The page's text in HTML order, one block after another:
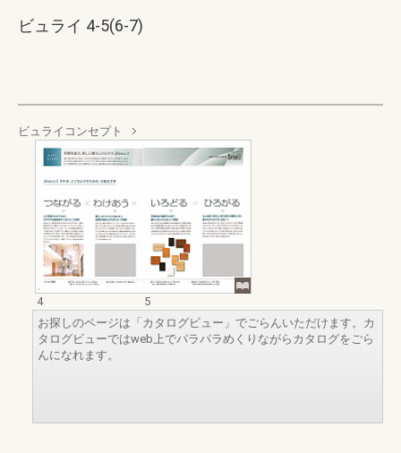
ビュライ 4-5(6-7)
ビュライコンセプト
4
5
お探しのページは「カタログビュー」でごらんいただけます。カ
タログビューではweb上でパラパラめくりながらカタログをごら
んになれます。